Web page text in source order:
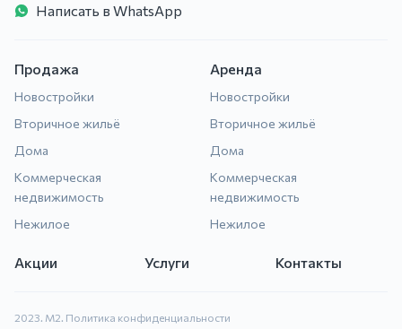
Написать в WhatsApp
Продажа
Новостройки
Вторичное жильё
Дома
Коммерческая
недвижимость
Нежилое
Аренда
Новостройки
Вторичное жильё
Дома
Коммерческая
недвижимость
Нежилое
Акции Услуги Контакты
2023. М2. Политика конфиденциальности